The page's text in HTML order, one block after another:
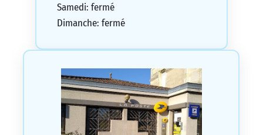
Samedi: fermé
Dimanche: fermé